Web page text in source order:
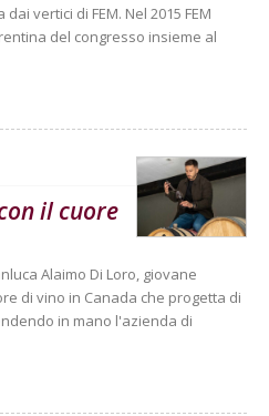
vertici di FEM. Nel 2015 FEM
del congresso insieme al
il cuore
Alaimo Di Loro, giovane
di vino in Canada che progetta di
in mano l'azienda di